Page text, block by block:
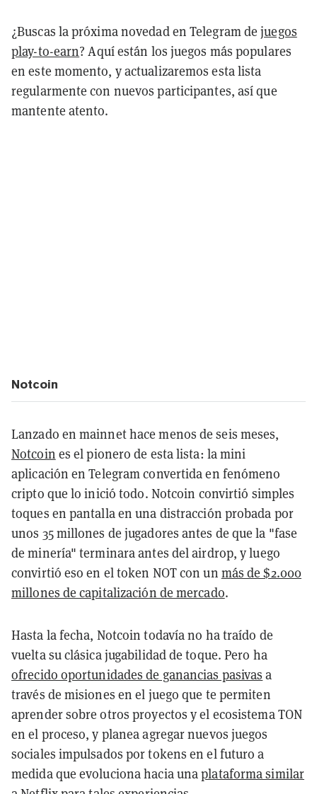
¿Buscas la próxima novedad en Telegram dejuegos
play-to-earn? Aquí están los juegos más populares
en este momento, y actualizaremos esta lista
regularmente con nuevos participantes, así que
mantente atento.
Notcoin
Lanzado en mainnet hace menos de seis meses,
Notcoin es el pionero de esta lista: la mini
aplicación en Telegram convertida en fenómeno
cripto que lo inició todo. Notcoin convirtió simples
toques en pantalla en una distracción probada por
unos 35 millones de jugadores antes de que la "fase
de minería" terminara antes del airdrop, y luego
convirtió eso en el token NOT con un más de $2.000
millones de capitalización de mercado.
Hasta la fecha, Notcoin todavía no ha traído de
vuelta su clásica jugabilidad de toque. Pero ha
ofrecido oportunidades de ganancias pasivas a
través de misiones en el juego que te permiten
aprender sobre otros proyectos y el ecosistema TON
en el proceso, y planea agregar nuevos juegos
sociales impulsados por tokens en el futuro a
medida que evoluciona hacia unaplataforma similar